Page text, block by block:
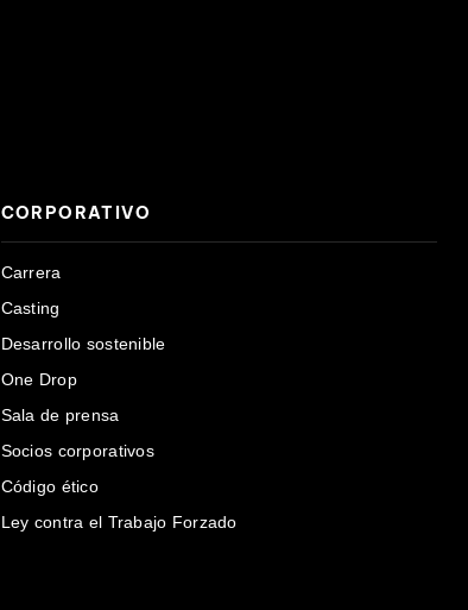
CORPORATIVO
Carrera
Casting
Desarrollo sostenible
One Drop
Sala de prensa
Socios corporativos
Código ético
Ley contra el Trabajo Forzado